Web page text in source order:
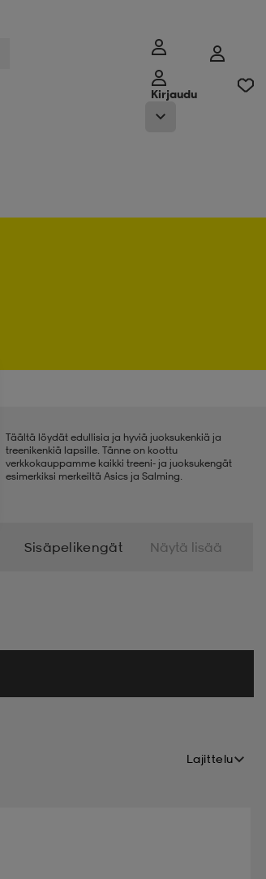
Kirjaudu
Täältä löydät edullisia ja hyviä juoksukenkiä ja
treenikenkiä lapsille. Tänne on koottu
verkkokauppamme kaikki treeni- ja juoksukengät
esimerkiksi merkeiltä Asics ja Salming.
Sisäpelikengät Näytä lisää
Lajittelu